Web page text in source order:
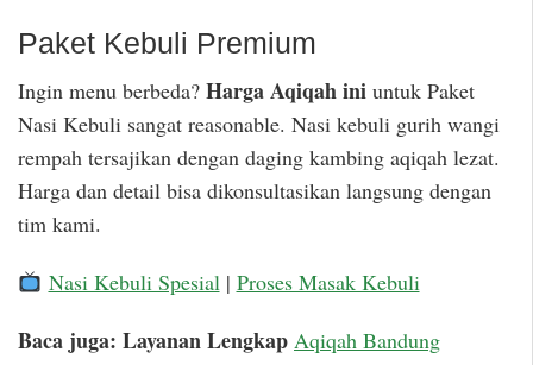
Paket Kebuli Premium
Ingin menu berbeda? Harga Aqiqah ini untuk Paket
Nasi Kebuli sangat reasonable. Nasi kebuli gurih wangi
rempah tersajikan dengan daging kambing aqiqah lezat.
Harga dan detail bisa dikonsultasikan langsung dengan
tim kami.
Nasi Kebuli Spesial| Proses Masak Kebuli
Baca juga: Layanan Lengkap Aqiqah Bandung